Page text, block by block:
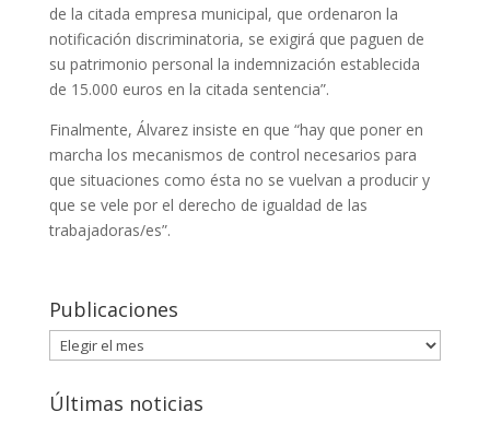
de la citada empresa municipal, que ordenaron la
notificación discriminatoria, se exigirá que paguen de
su patrimonio personal la indemnización establecida
de 15.000 euros en la citada sentencia”.
Finalmente, Álvarez insiste en que “hay que poner en
marcha los mecanismos de control necesarios para
que situaciones como ésta no se vuelvan a producir y
que se vele por el derecho de igualdad de las
trabajadoras/es”.
Publicaciones
Publicaciones
Últimas noticias